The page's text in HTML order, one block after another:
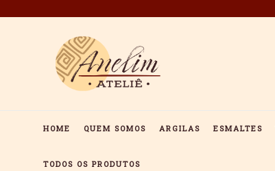
HOME QUEM SOMOS ARGILAS ESMALTES
TODOS OS PRODUTOS